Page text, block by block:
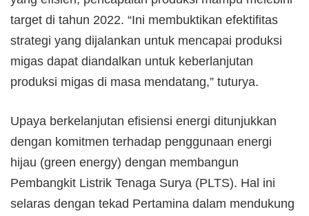
target di tahun 2022. “Ini membuktikan efektifitas
strategi yang dijalankan untuk mencapai produksi
migas dapat diandalkan untuk keberlanjutan
produksi migas di masa mendatang,” tuturya.
Upaya berkelanjutan efisiensi energi ditunjukkan
dengan komitmen terhadap penggunaan energi
hijau (green energy) dengan membangun
Pembangkit Listrik Tenaga Surya (PLTS). Hal ini
selaras dengan tekad Pertamina dalam mendukung